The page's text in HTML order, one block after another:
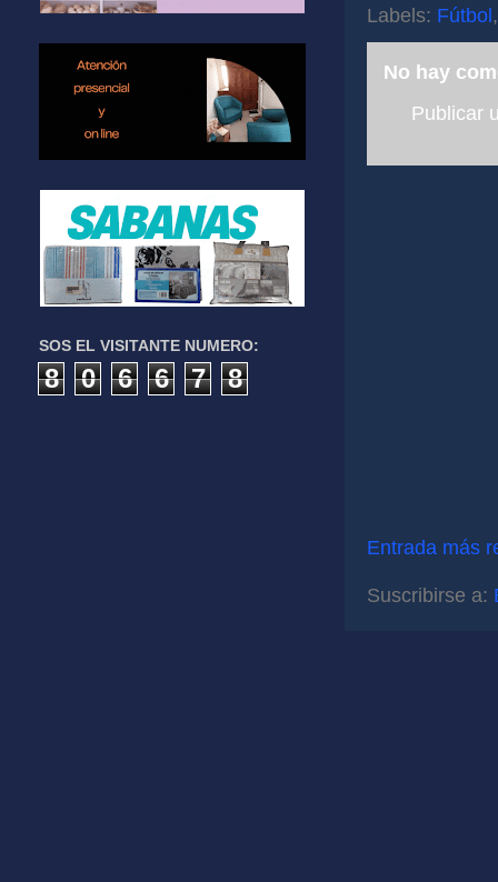
Labels: Fútbol
No hay
Publicar
Entrada más
Suscribirse a:
SOS EL VISITANTE NUMERO:
8 0 6 6 7 8